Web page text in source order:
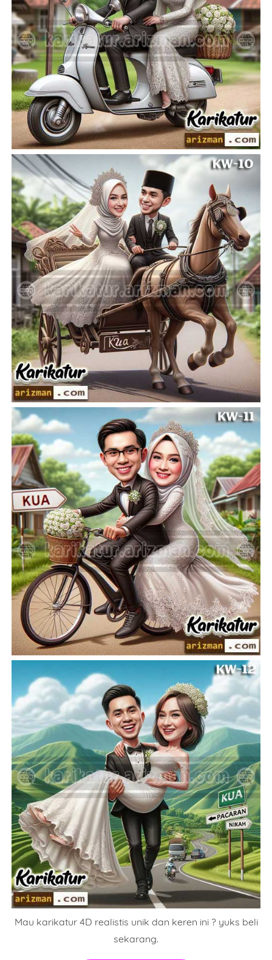
Mau karikatur 4D realistis unik dan keren ini ? yuks beli
sekarang.